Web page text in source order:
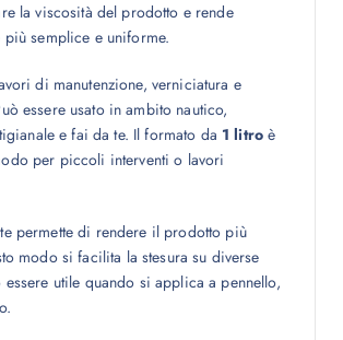
la viscosità del prodotto e rende
più semplice e uniforme.
di manutenzione, verniciatura e
essere usato in ambito nautico,
e fai da te. Il formato da 1 litroè
per piccoli interventi o lavori
permette di rendere il prodotto più
modo si facilita la stesura su diverse
utile quando si applica a pennello,